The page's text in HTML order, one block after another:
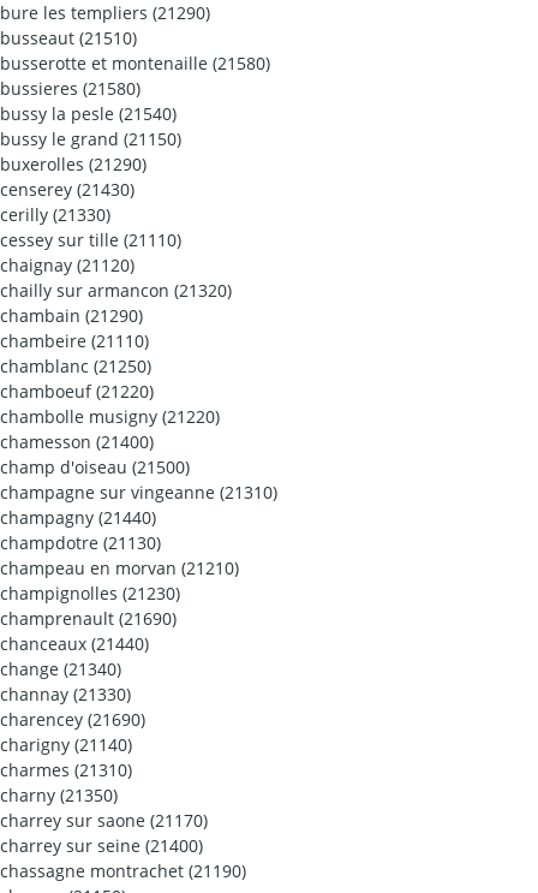
bure les templiers (21290)
busseaut (21510)
busserotte et montenaille (21580)
bussieres (21580)
bussy la pesle (21540)
bussy le grand (21150)
buxerolles (21290)
censerey (21430)
cerilly (21330)
cessey sur tille (21110)
chaignay (21120)
chailly sur armancon (21320)
chambain (21290)
chambeire (21110)
chamblanc (21250)
chamboeuf (21220)
chambolle musigny (21220)
chamesson (21400)
champ d'oiseau (21500)
champagne sur vingeanne (21310)
champagny (21440)
champdotre (21130)
champeau en morvan (21210)
champignolles (21230)
champrenault (21690)
chanceaux (21440)
change (21340)
channay (21330)
charencey (21690)
charigny (21140)
charmes (21310)
charny (21350)
charrey sur saone (21170)
charrey sur seine (21400)
chassagne montrachet (21190)